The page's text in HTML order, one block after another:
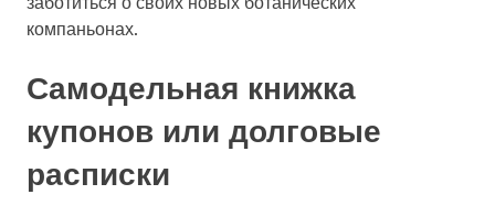
компаньонах.
Самодельная книжка
купонов или долговые
расписки